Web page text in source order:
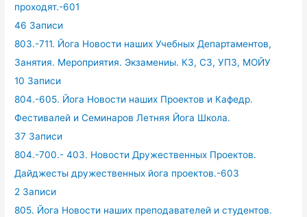
проходят.-601
46 Записи
803.-711. Йога Новости наших Учебных Департаментов,
Занятия. Мероприятия. Экзамениы. КЗ, СЗ, УПЗ, МОЙУ
10 Записи
804.-605. Йога Новости наших Проектов и Кафедр.
Фестивалей и Семинаров Летняя Йога Школа.
37 Записи
804.-700.- 403. Новости Дружественных Проектов.
Дайджесты дружественных йога проектов.-603
2 Записи
805. Йога Новости наших преподавателей и студентов.